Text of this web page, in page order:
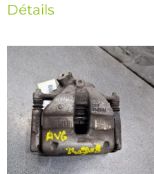
Détails